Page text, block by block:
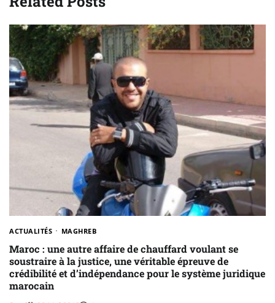
ACTUALITÉS MAGHREB
Maroc : une autre affaire de chauffard voulant se
soustraire à la justice, une véritable épreuve de
crédibilité et d’indépendance pour le système juridique
marocain